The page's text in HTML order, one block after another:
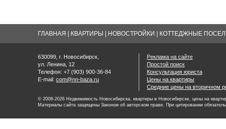
ГЛАВНАЯ КВАРТИРЫ НОВОСТРОЙКИ КОТТЕДЖНЫЕ
630099, г. Новосибирск,
ул. Ленина, 12
Телефон: +7 (903) 900-36-84
E-mail: com@nn-baza.ru
Реклама на сайте
Простой поиск
Консультация юриста
Цены на квартиры
Средние цены на вторичном
© 2008-2026 Недвижимость Новосибирска, квартиры в Новосибирске, цены на
Материалы сайта защищены Законом об авторском праве. При цитировании